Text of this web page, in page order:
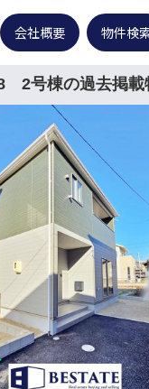
会社概要 物件検
2号棟の過去掲載